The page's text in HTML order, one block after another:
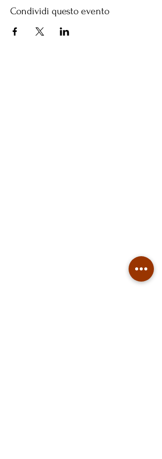
Condividi questo evento